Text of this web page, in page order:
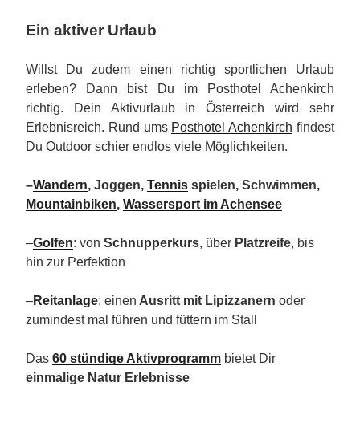
Ein aktiver Urlaub
Willst Du zudem einen richtig sportlichen Urlaub
erleben? Dann bist Du im Posthotel Achenkirch
richtig. Dein Aktivurlaub in Österreich wird sehr
Erlebnisreich. Rund ums Posthotel Achenkirch findest
Du Outdoor schier endlos viele Möglichkeiten.
–Wandern, Joggen, Tennis spielen, Schwimmen,
Mountainbiken, Wassersport im Achensee
–Golfen: von Schnupperkurs, über Platzreife, bis
hin zur Perfektion
–Reitanlage: einen Ausritt mit Lipizzanern oder
zumindest mal führen und füttern im Stall
Das 60 stündige Aktivprogramm bietet Dir
einmalige Natur Erlebnisse